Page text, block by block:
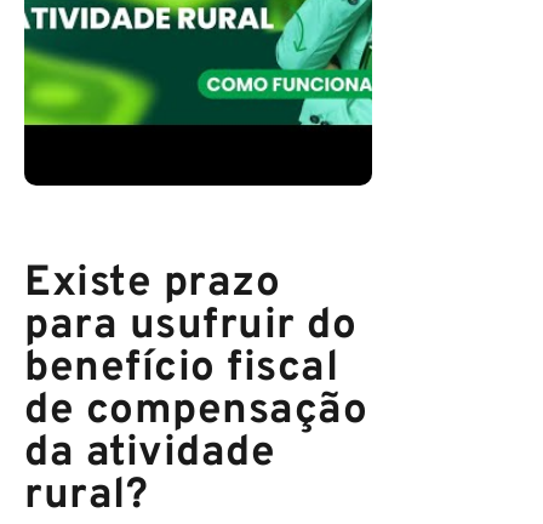
Existe prazo
para usufruir do
benefício fiscal
de compensação
da atividade
rural?